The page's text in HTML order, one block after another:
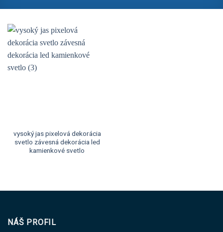
vysoký jas pixelová dekorácia
svetlo závesná dekorácia led
kamienkové svetlo
NÁŠ PROFIL